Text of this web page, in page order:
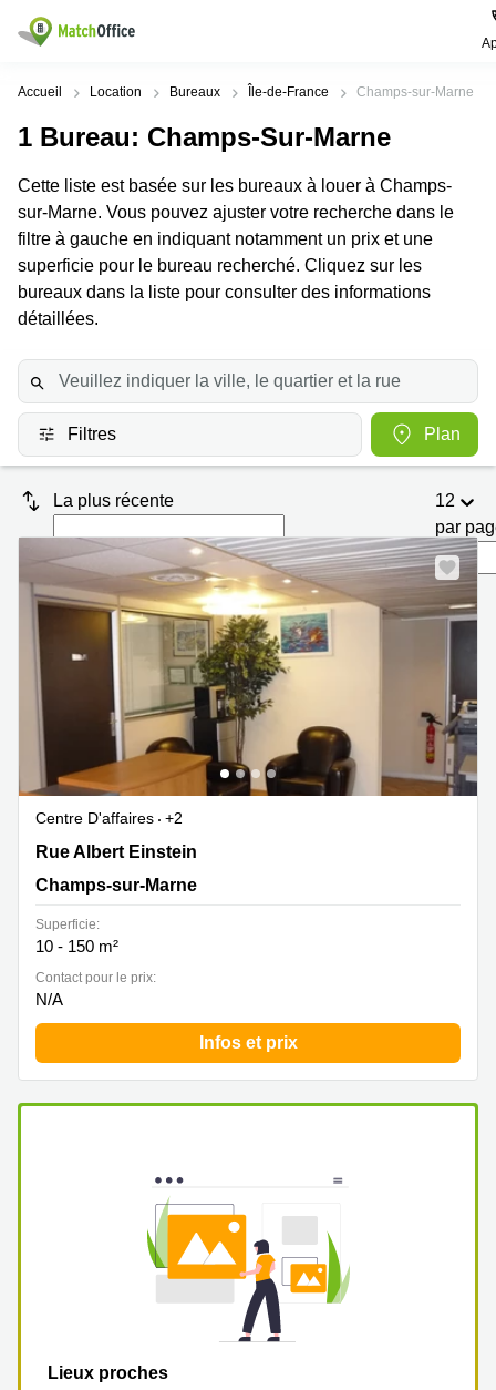
Rechercher / publier
Pages
produits
Bureau
Centre
d’affaires
Coworking
Salles
de
réunion
Bureau
virtuel
Villes
Paris
Lille
Lyon
Bordeaux
Marseille
Nantes
Toulouse
Strasbourg
Recherches
Centres
d'affaires
Location
bureau
Lille
Paris
Coworking
Lyon
Marseille
Centres
d'affaires
Coworking
Toulouse
Coworking
Nice
Centres
d'affaires
Lyon
Location
Paris
Centre
Montpellier
Aide
Qui sommes-nous?
Publier un local
Prix
Connexion
Accueil Location Bureaux Île-de-France Champs-sur-Marne
1 Bureau: Champs-Sur-Marne
Cette liste est basée sur les bureaux à louer à Champs-
sur-Marne. Vous pouvez ajuster votre recherche dans le
filtre à gauche en indiquant notamment un prix et une
superficie pour le bureau recherché. Cliquez sur les
bureaux dans la liste pour consulter des informations
détaillées.
Filtres Plan
La plus récente
12
par
Centre D'affaires
+2
11 Rue Albert Einstein, Champs-sur-Marne
Rue Albert Einstein
Champs-sur-Marne
Superficie:
10 - 150 m²
Contact pour le prix:
N/A
Infos et prix
Lieux proches